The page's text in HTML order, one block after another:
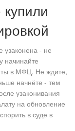
узаконена - не
начинайте
в МФЦ. Не ждите,
начнёте - тем
узаконивания
на обновление
в суде в